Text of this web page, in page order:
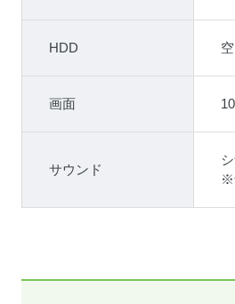
HDD
画面
サウンド
※